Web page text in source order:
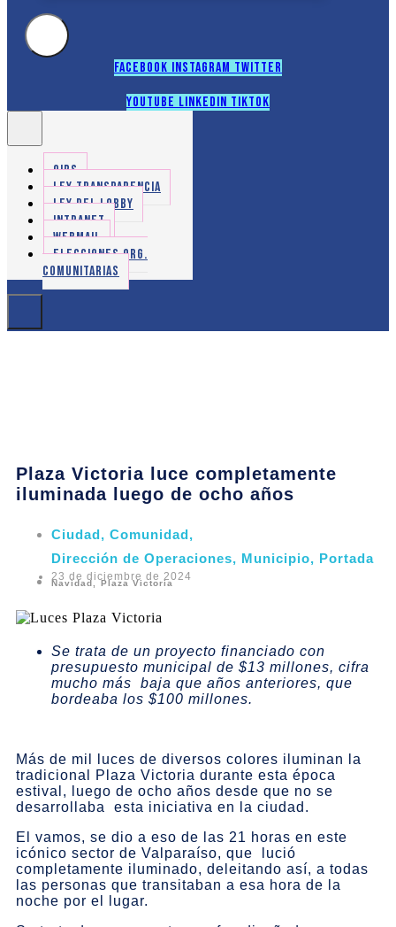
Facebook Instagram Twitter
Youtube Linkedin Tiktok
OIRS
LEY TRANSPARENCIA
LEY DEL LOBBY
INTRANET
WEBMAIL
ELECCIONES ORG.
COMUNITARIAS
Plaza Victoria luce completamente
iluminada luego de ocho años
Ciudad, Comunidad,
Dirección de Operaciones, Municipio, Portada
23 de diciembre de 2024
Navidad , Plaza Victoria
Se trata de un proyecto financiado con
presupuesto municipal de $13 millones, cifra
mucho más baja que años anteriores, que
bordeaba los $100 millones.
Más de mil luces de diversos colores iluminan la
tradicional Plaza Victoria durante esta época
estival, luego de ocho años desde que no se
desarrollaba esta iniciativa en la ciudad.
El vamos, se dio a eso de las 21 horas en este
icónico sector de Valparaíso, que lució
completamente iluminado, deleitando así, a todas
las personas que transitaban a esa hora de la
noche por el lugar.